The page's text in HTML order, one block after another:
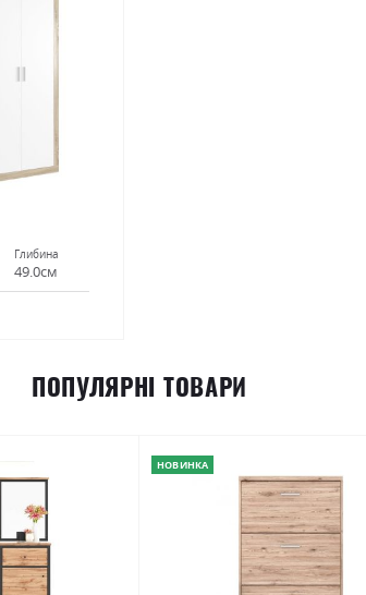
Глибина
49.0см
ПОПУЛЯРНІ ТОВАРИ
НОВИНКА